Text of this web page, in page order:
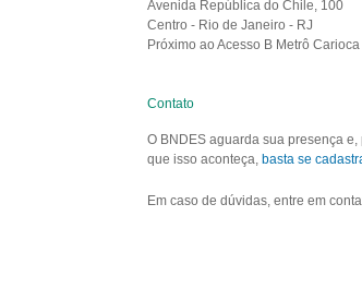
Avenida República do Chile, 100
Centro - Rio de Janeiro - RJ
Próximo ao Acesso B Metrô Carioca
Contato
O BNDES aguarda sua presença
que isso aconteça, basta se
Em caso de dúvidas, entre em